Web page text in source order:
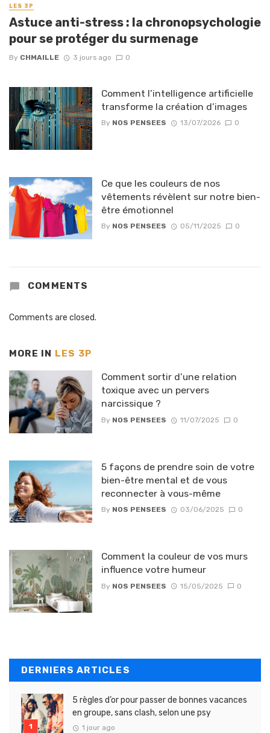
LES 3P
Astuce anti-stress : la chronopsychologie
pour se protéger du surmenage
By CHMAILLE 3 jours ago 0
Comment l’intelligence artificielle
transforme la création d’images
By NOS PENSEES 13/07/2026 0
Ce que les couleurs de nos
vêtements révèlent sur notre bien-
être émotionnel
By NOS PENSEES 05/11/2025 0
COMMENTS
Comments are closed.
MORE IN LES 3P
Comment sortir d’une relation
toxique avec un pervers
narcissique ?
By NOS PENSEES 11/07/2025 0
5 façons de prendre soin de votre
bien-être mental et de vous
reconnecter à vous-même
By NOS PENSEES 03/06/2025 0
Comment la couleur de vos murs
influence votre humeur
By NOS PENSEES 15/05/2025 0
DERNIERS ARTICLES
5 règles d’or pour passer de bonnes vacances
en groupe, sans clash, selon une psy
1 jour ago